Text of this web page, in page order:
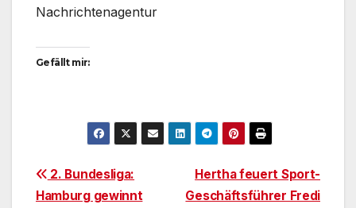
Nachrichtenagentur
Gefällt mir:
Beitragsnavigation
Hertha feuert Sport-
Geschäftsführer Fredi
2. Bundesliga:
Hamburg gewinnt